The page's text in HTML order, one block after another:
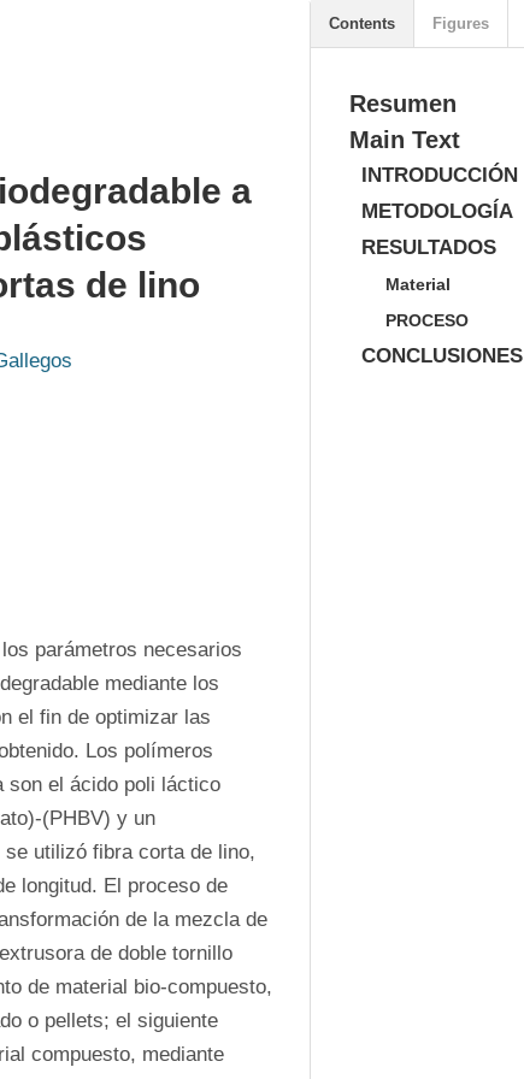
a
de lino
parámetros necesarios
mediante los
el fin de optimizar las
Los polímeros
son el ácido poli láctico
(PHBV) y un
utilizó fibra corta de lino,
longitud. El proceso de
de la mezcla de
de doble tornillo
de material bio-compuesto,
o pellets; el siguiente
compuesto, mediante
Resumen
Main Text
INTRODUCCIÓN
METODOLOGÍA
RESULTADOS
Material
PROCESO
CONCLUSIONES
Contents Figures